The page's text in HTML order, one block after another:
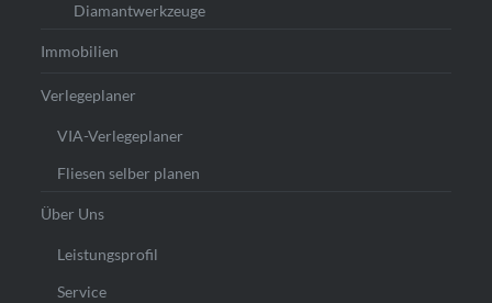
Diamantwerkzeuge
Immobilien
Verlegeplaner
VIA-Verlegeplaner
Fliesen selber planen
Über Uns
Leistungsprofil
Service